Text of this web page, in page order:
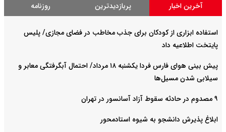
آخرین اخبار پربازدیدترین روزنامه
استفاده ابزاری از کودکان برای جذب مخاطب در فضای مجازی/ پلیس
پایتخت اطلاعیه داد
پیش بینی هوای فارس فردا یکشنبه ۱۸ مرداد/ احتمال آبگرفتگی معابر و
سیلابی شدن مسیل‌ها
۹ مصدوم در حادثه سقوط آزاد آسانسور در تهران
ابلاغ پذیرش دانشجو به شیوه استادمحور